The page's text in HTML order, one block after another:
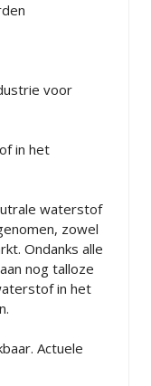
voor
in het
waterstof
zowel
Ondanks alle
nog talloze
in het
Actuele